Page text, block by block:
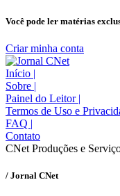
Você pode ler matérias
Criar minha conta
Início |
Sobre |
Painel do Leitor |
Termos de Uso e
FAQ |
Contato
CNet Produções e
/ Jornal CNet